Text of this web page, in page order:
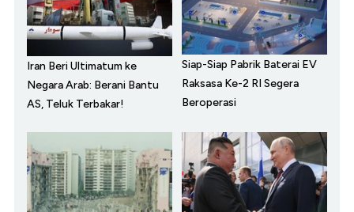
Iran Beri Ultimatum ke
Negara Arab: Berani Bantu
AS, Teluk Terbakar!
Siap-Siap Pabrik Baterai EV
Raksasa Ke-2 RI Segera
Beroperasi